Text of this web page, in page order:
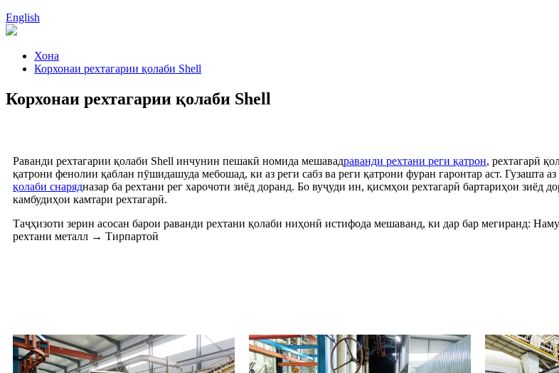
English
Хона
Корхонаи рехтагарии қолаби Shell
Корхонаи рехтагарии қолаби Shell
Раванди рехтагарии қолаби Shell инчунин пешакӣ номида мешавадраванди рехтани реги қатрон, рехтагарӣ
қатрони фенолии қаблан пӯшидашуда мебошад, ки аз реги сабз ва реги қатрони фуран гаронтар аст. Гузашта
қолаби снарядназар ба рехтани рег харочоти зиёд доранд. Бо вуҷуди ин, қисмҳои рехтагарӣ бартариҳои зиёд
камбудиҳои камтари рехтагарӣ.
Таҷҳизоти зерин асосан барои раванди рехтани қолаби ниҳонӣ истифода мешаванд, ки дар бар мегиранд:
рехтани металл → Тирпартоӣ